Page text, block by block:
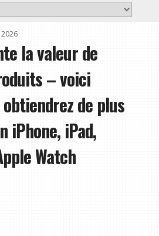
la valeur de
– voici
de plus
iPhone, iPad,
Watch